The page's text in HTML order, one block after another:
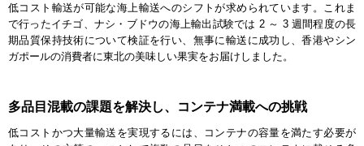
低コスト輸送が可能な海上輸送へのシフトが求められています。これま
で行ったイチゴ、ナシ・ブドウの海上輸出試験では 2 ～ 3 週間程度の長
期品質保持技術について検証を行い、無事に輸送に成功し、香港やシン
ガポールの消費者に東北の美味しい果実をお届けしました。
多品目混載の課題を解決し、コンテナ満載への挑戦
低コストかつ大量輸送を実現するには、コンテナの容量を満たす必要が